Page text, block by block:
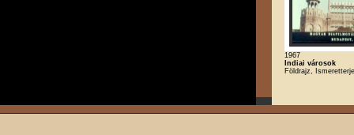
1967
Indiai városok
Földrajz,